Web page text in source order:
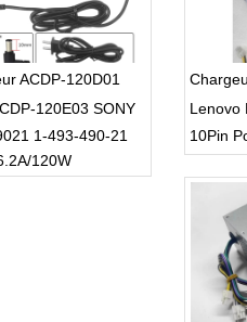
ACDP-120D01
120E03 SONY
1-493-490-21
120W
Lenovo
10Pin
M510